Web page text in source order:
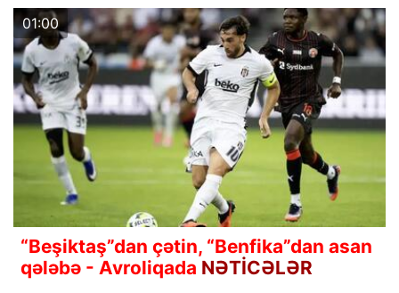
01:00
“Beşiktaş”dan çətin, “Benfika”dan asan
qələbə - Avroliqada NƏTİCƏLƏR